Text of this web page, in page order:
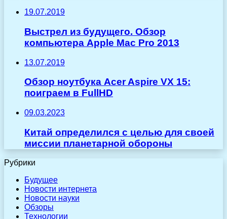
19.07.2019
Выстрел из будущего. Обзор
компьютера Apple Mac Pro 2013
13.07.2019
Обзор ноутбука Acer Aspire VX 15:
поиграем в FullHD
09.03.2023
Китай определился с целью для своей
миссии планетарной обороны
Рубрики
Будущее
Новости интернета
Новости науки
Обзоры
Технологии